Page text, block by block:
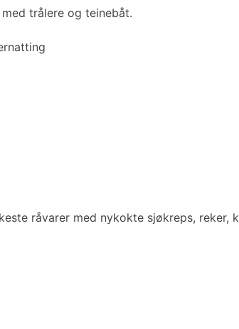
trålere og teinebåt.
råvarer med nykokte sjøkreps, reker,